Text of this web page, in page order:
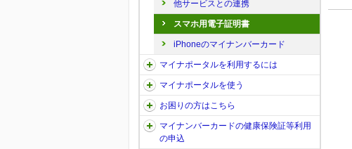
他サービスとの連携
スマホ用電子証明書
iPhoneのマイナンバーカード
マイナポータルを利用するには
マイナポータルを使う
お困りの方はこちら
マイナンバーカードの健康保険証等利用
の申込